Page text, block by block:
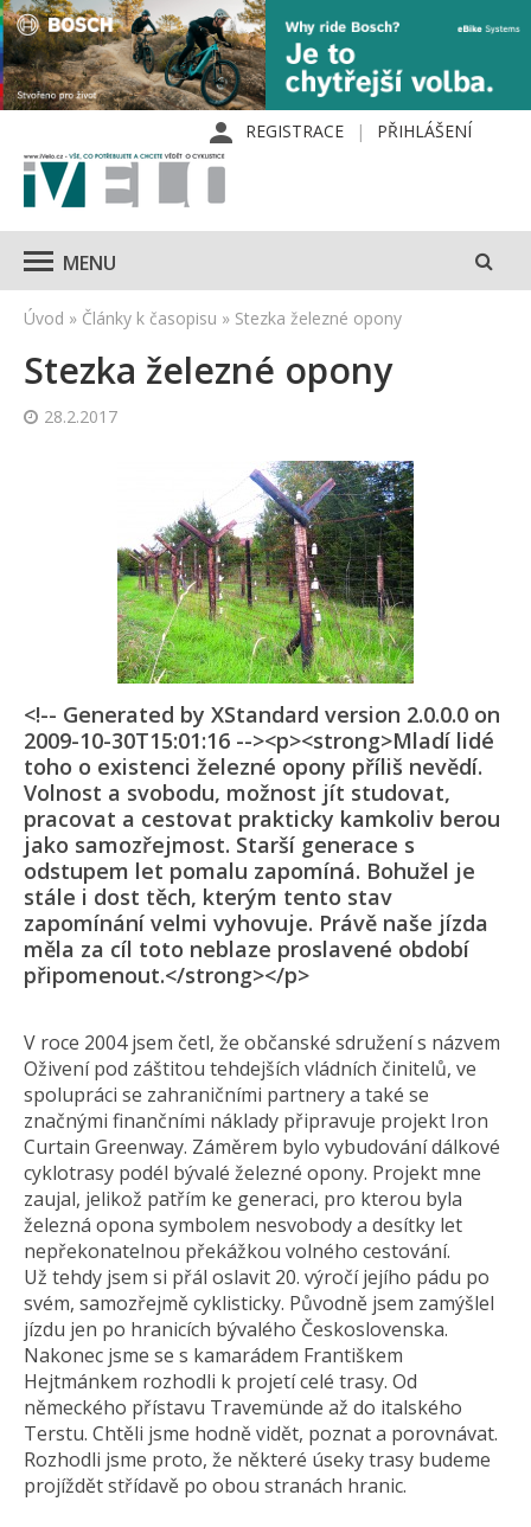
REGISTRACE PŘIHLÁŠENÍ
MENU
Úvod » Články k časopisu » Stezka železné opony
Stezka železné opony
28.2.2017
<!-- Generated by XStandard version 2.0.0.0 on
2009-10-30T15:01:16 --><p><strong>Mladí lidé
toho o existenci železné opony příliš nevědí.
Volnost a svobodu, možnost jít studovat,
pracovat a cestovat prakticky kamkoliv berou
jako samozřejmost. Starší generace s
odstupem let pomalu zapomíná. Bohužel je
stále i dost těch, kterým tento stav
zapomínání velmi vyhovuje. Právě naše jízda
měla za cíl toto neblaze proslavené období
připomenout.</strong></p>
V roce 2004 jsem četl, že občanské sdružení s názvem
Oživení pod záštitou tehdejších vládních činitelů, ve
spolupráci se zahraničními partnery a také se
značnými finančními náklady připravuje projekt Iron
Curtain Greenway. Záměrem bylo vybudování dálkové
cyklotrasy podél bývalé železné opony. Projekt mne
zaujal, jelikož patřím ke generaci, pro kterou byla
železná opona symbolem nesvobody a desítky let
nepřekonatelnou překážkou volného cestování.
Už tehdy jsem si přál oslavit 20. výročí jejího pádu po
svém, samozřejmě cyklisticky. Původně jsem zamýšlel
jízdu jen po hranicích bývalého Československa.
Nakonec jsme se s kamarádem Františkem
Hejtmánkem rozhodli k projetí celé trasy. Od
německého přístavu Travemünde až do italského
Terstu. Chtěli jsme hodně vidět, poznat a porovnávat.
Rozhodli jsme proto, že některé úseky trasy budeme
projíždět střídavě po obou stranách hranic.